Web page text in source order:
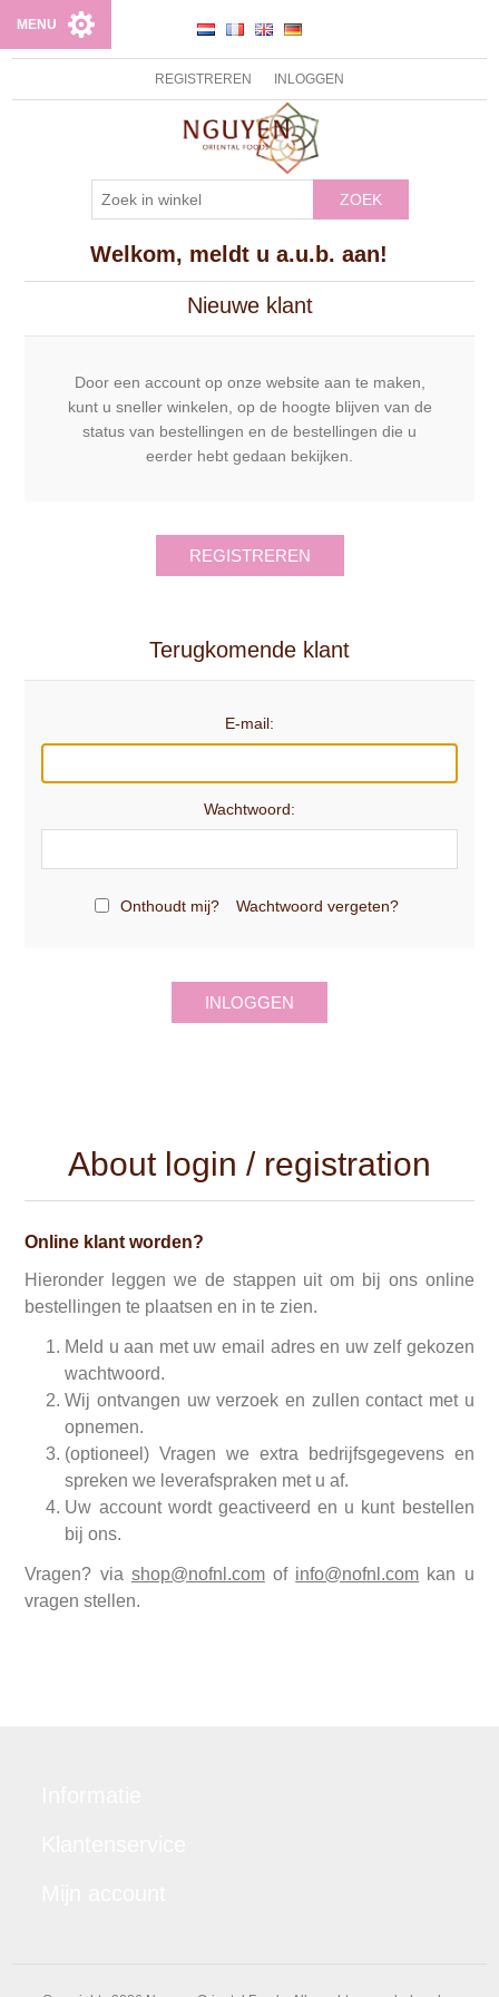
REGISTREREN INLOGGEN
ZOEK
MENU
Welkom, meldt u a.u.b. aan!
Nieuwe klant
Door een account op onze website aan te maken,
kunt u sneller winkelen, op de hoogte blijven van de
status van bestellingen en de bestellingen die u
eerder hebt gedaan bekijken.
REGISTREREN
Terugkomende klant
E-mail:
Wachtwoord:
Onthoudt mij? Wachtwoord vergeten?
INLOGGEN
About login / registration
Online klant worden?
Hieronder leggen we de stappen uit om bij ons online
bestellingen te plaatsen en in te zien.
Meld u aan met uw email adres en uw zelf gekozen
wachtwoord.
Wij ontvangen uw verzoek en zullen contact met u
opnemen.
(optioneel) Vragen we extra bedrijfsgegevens en
spreken we leverafspraken met u af.
Uw account wordt geactiveerd en u kunt bestellen
bij ons.
Vragen? via shop@nofnl.comof info@nofnl.com kan u
vragen stellen.